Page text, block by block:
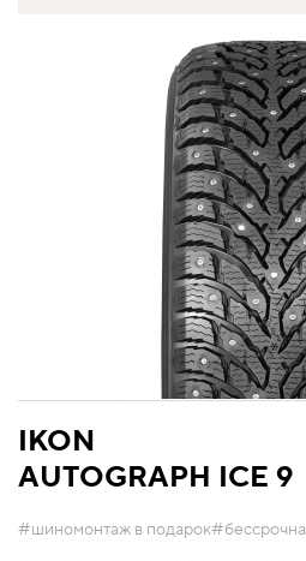
IKON
AUTOGRAPH ICE 9
#шиномонтаж в подарок